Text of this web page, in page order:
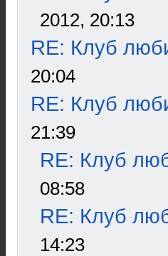
2012, 20:13
RE: Клуб
20:04
RE: Клуб
21:39
RE: Клуб
08:58
RE: Клуб
14:23